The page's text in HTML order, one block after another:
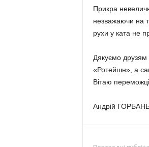
Прикра
незважаючи на
рухи у ката не
Дякуємо друзям
«Ротейшн», а
Вітаю
Андрій